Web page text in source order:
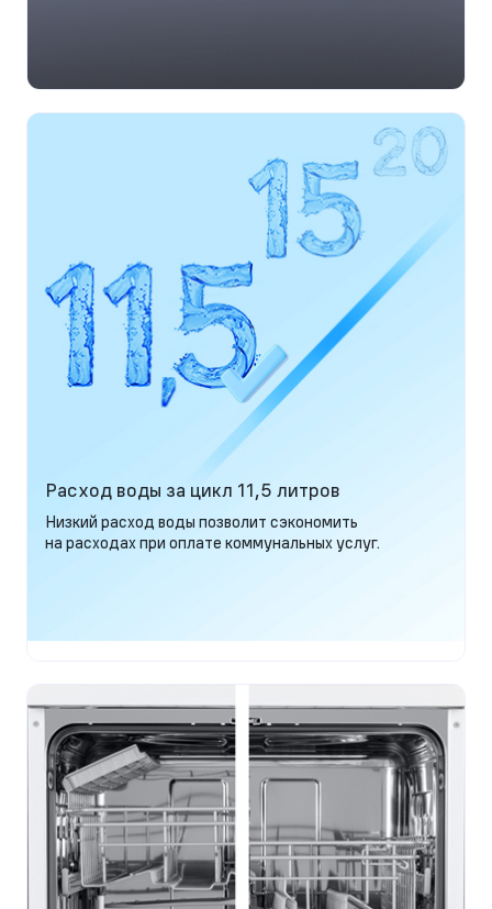
Расход воды за цикл 11,5 литров
Низкий расход воды позволит сэкономить
на расходах при оплате коммунальных услуг.